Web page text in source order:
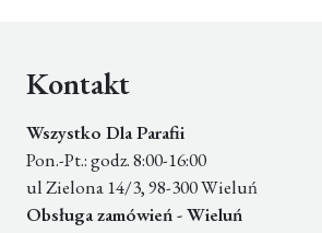
Kontakt
Wszystko Dla Parafii
Pon.-Pt.: godz. 8:00-16:00
ul Zielona 14/3, 98-300 Wieluń
Obsługa zamówień - Wieluń